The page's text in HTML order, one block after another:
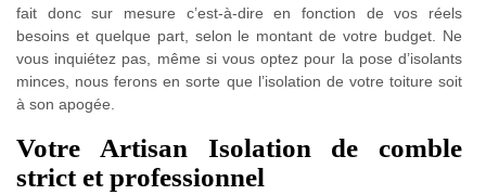
fait donc sur mesure c’est-à-dire en fonction de vos réels
besoins et quelque part, selon le montant de votre budget. Ne
vous inquiétez pas, même si vous optez pour la pose d’isolants
minces, nous ferons en sorte que l’isolation de votre toiture soit
à son apogée.
Votre Artisan Isolation de comble
strict et professionnel